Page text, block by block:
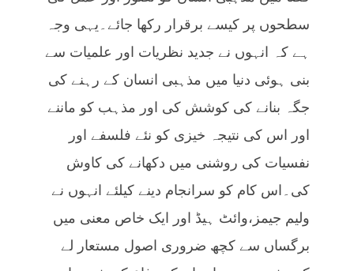
سطحوں پر کیسے برقرار رکھا جائے۔یہی وجہ
ہے کہ انہوں نے جدید نظریات اور علمیات سے
بنی ہوئی دنیا میں مذہبی انسان کے رہنے کی
جگہ بنانے کی کوشش کی اور مذہب کو ماننے
اور اس کی نتیجہ خیزی کو نئے فلسفے اور
نفسیات کی روشنی میں دکھانے کی کاوش
کی۔اس کام کو سرانجام دینے کیلئے انہوں نے
ولیم جیمز،وائٹ ہیڈ اور ایک خاص معنی میں
برگساں سے کچھ ضروری اصول مستعار لے